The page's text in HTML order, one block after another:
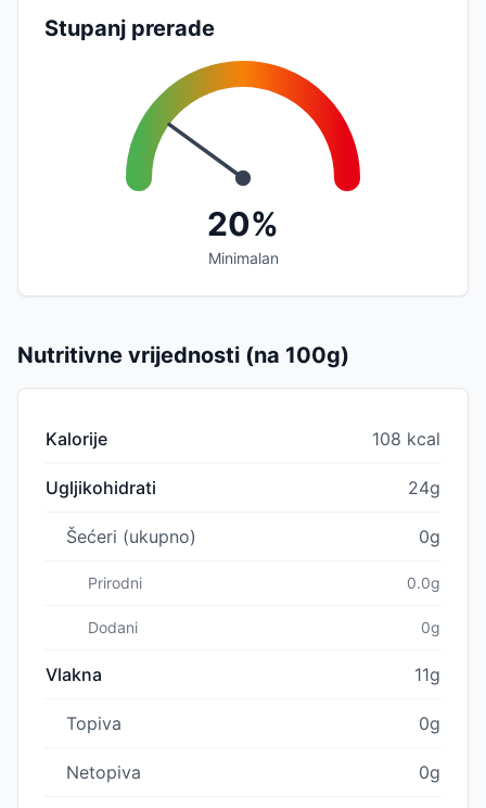
Stupanj prerade
20%
Minimalan
Nutritivne vrijednosti (na 100g)
Kalorije 108 kcal
Ugljikohidrati 24g
Šećeri (ukupno) 0g
Prirodni 0.0g
Dodani 0g
Vlakna 11g
Topiva 0g
Netopiva 0g